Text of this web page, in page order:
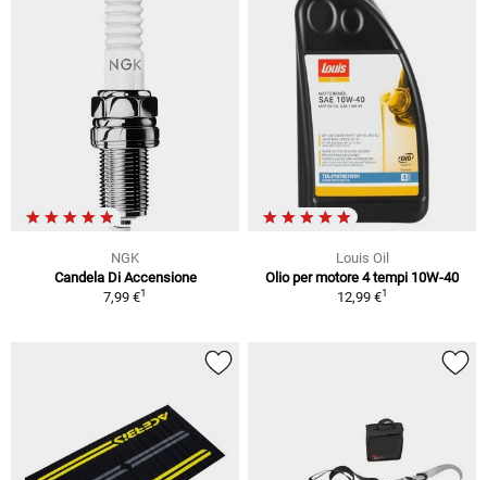
NGK
Candela Di Accensione
7,99 €1
Louis Oil
Olio per motore 4 tempi 10W-40
12,99 €1